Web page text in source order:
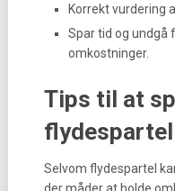
Korrekt vurdering
Spar tid og undgå
omkostninger.
Tips til at
flydespartel
Selvom flydespartel